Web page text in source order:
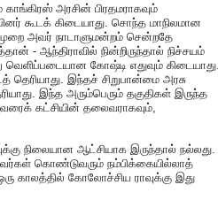
அரசின் பிரதமராகவும்
கூடக் கிடையாது. சொந்த மாநிலமான
அவர் நாடாளுமன்றம் சென்றதே
- ஆந்திராவில் நின்றிருந்தால் நிச்சயம்
வெளிப்படையான கோஷ்டி எதுவும் கிடையாது.
இந்தச் சிறுபான்மை அரசு
இந்த அரும்பெரும் தகுதிகள் இருந்த
கட்சியின் தலைவராகவும்,
நிலையான ஆட்சியாக இருந்தால் நல்லது.
கொண்டுவரும் நம்பிக்கையில்லாத்
காலத்தில் கோலோச்சிய ராவுக்கு இது